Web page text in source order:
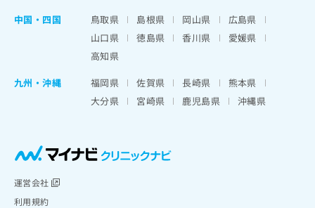
中国・四国
鳥取県 島根県 岡山県
広島県
山口県
徳島県 香川県
愛媛県
高知県
九州・沖縄
福岡県 佐賀県 長崎県
熊本県
大分県
宮崎県 鹿児島県 沖縄県
運営会社
利用規約